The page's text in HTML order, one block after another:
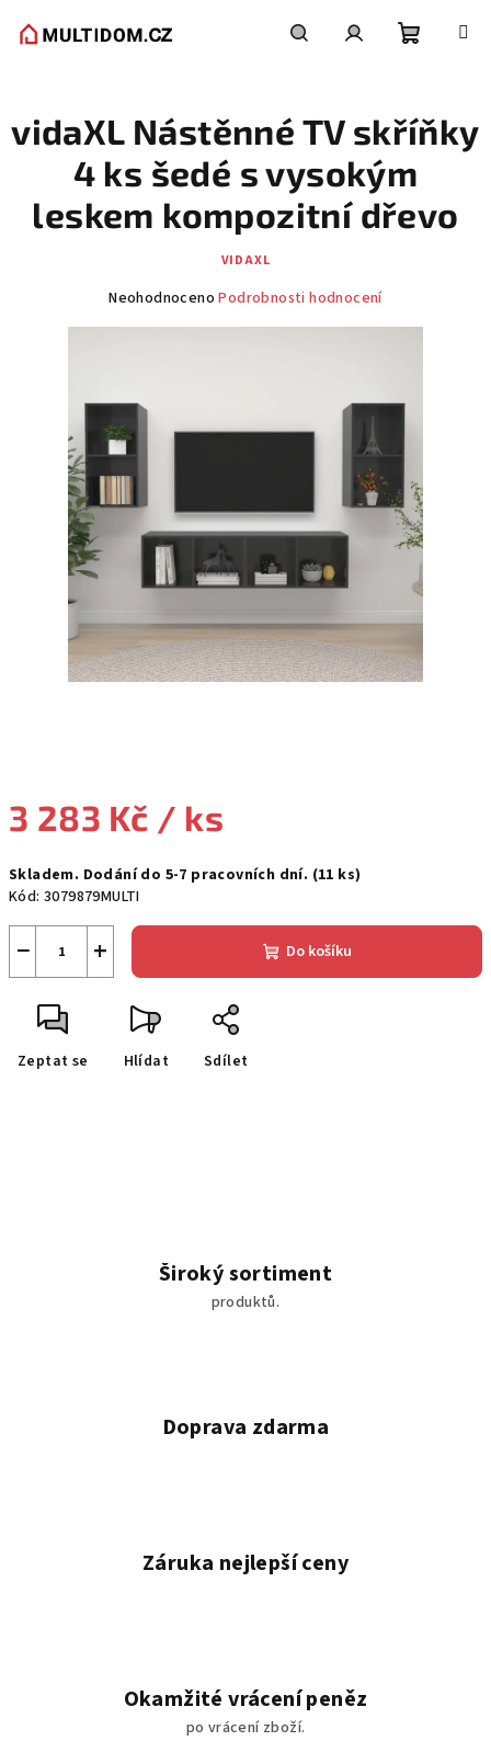
košík
3 283 Kč / ks
cena:
Skladem. Dodání do 5-7 pracovních dní. (11 ks)
Kód: 3079879MULTI
+
− Do košíku
Zeptat se Hlídat Sdílet
vidaXL Nástěnné TV skříňky
4 ks šedé s vysokým
leskem kompozitní dřevo
VIDAXL
Průměrné
z
5
hvězdiček.
Neohodnoceno Podrobnosti hodnocení
Široký sortiment
produktů.
Doprava zdarma
Záruka nejlepší ceny
Okamžité vrácení peněz
po vrácení zboží.